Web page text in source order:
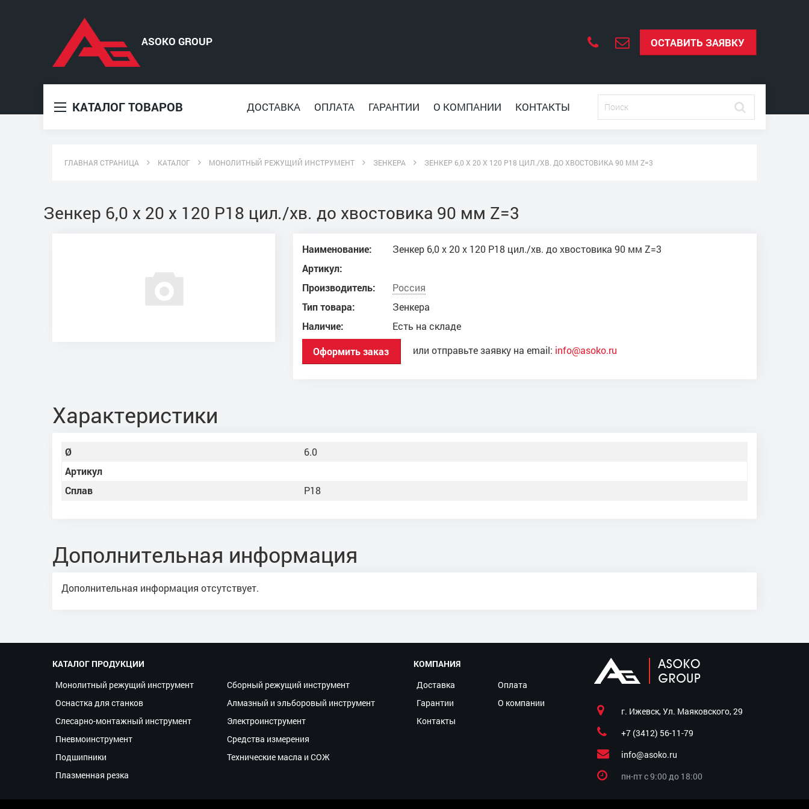
ОСТАВИТЬ ЗАЯВКУ
КАТАЛОГ ТОВАРОВ ДОСТАВКА ОПЛАТА ГАРАНТИИ О КОМПАНИИ КОНТАКТЫ
ГЛАВНАЯ СТРАНИЦА КАТАЛОГ МОНОЛИТНЫЙ РЕЖУЩИЙ ИНСТРУМЕНТ ЗЕНКЕРА ЗЕНКЕР 6,0 Х 20 Х 120 Р18 ЦИЛ./ХВ. ДО ХВОСТОВИКА 90 ММ Z=3
Зенкер 6,0 х 20 х 120 Р18 цил./хв. до хвостовика 90 мм Z=3
Наименование:
Зенкер 6,0 х 20 х 120 Р18 цил./хв. до хвостовика 90 мм Z=3
Артикул:
Производитель:
Россия
Тип товара:
Зенкера
Наличие:
Есть на складе
Оформить заказ или отправьте заявку на email: info@asoko.ru
Характеристики
Ø
6.0
Артикул
Сплав
Р18
Дополнительная информация
Дополнительная информация отсутствует.
КАТАЛОГ ПРОДУКЦИИ
Монолитный режущий инструмент
Сборный режущий инструмент
Оснастка для станков
Алмазный и эльборовый инструмент
Слесарно-монтажный инструмент
Электроинструмент
Пневмоинструмент
Средства измерения
Подшипники
Технические масла и СОЖ
Плазменная резка
КОМПАНИЯ
Доставка
Оплата
Гарантии
О компании
Контакты
г. Ижевск, Ул. Маяковского, 29
+7 (3412) 56-11-79
info@asoko.ru
пн-пт c 9:00 до 18:00